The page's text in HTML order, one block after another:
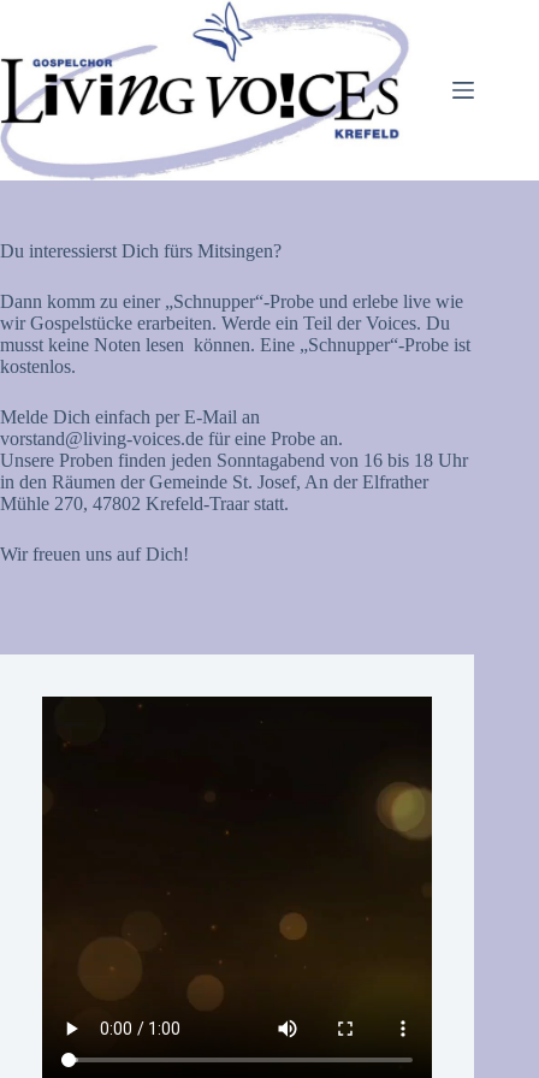
Du interessierst Dich fürs Mitsingen?
Dann komm zu einer „Schnupper“-Probe und erlebe live wie
wir Gospelstücke erarbeiten. Werde ein Teil der Voices. Du
musst keine Noten lesen können. Eine „Schnupper“-Probe ist
kostenlos.
Melde Dich einfach per E-Mail an
vorstand@living-voices.de für eine Probe an.
Unsere Proben finden jeden Sonntagabend von 16 bis 18 Uhr
in den Räumen der Gemeinde St. Josef, An der Elfrather
Mühle 270, 47802 Krefeld-Traar statt.
Wir freuen uns auf Dich!